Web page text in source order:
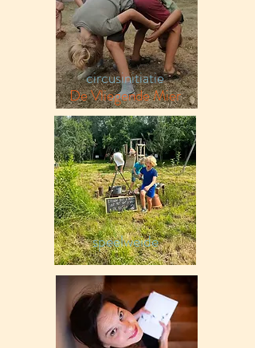
circusinitiatie
De Vliegende Mier
speelweide